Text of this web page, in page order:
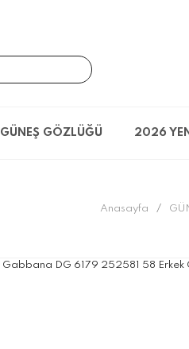
GÜNEŞ GÖZLÜĞÜ 2026
Anasayfa